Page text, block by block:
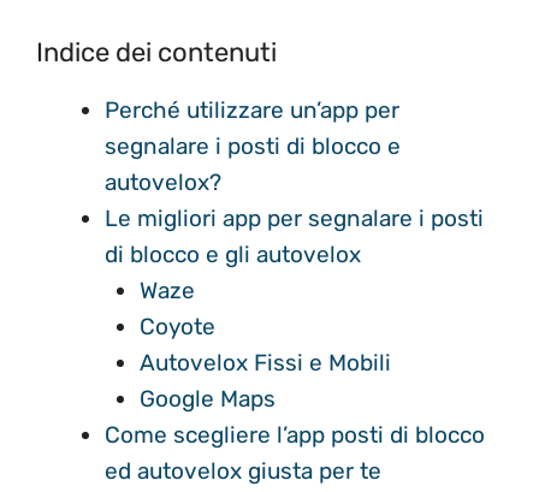
Indice dei contenuti
Perché utilizzare un’app per
segnalare i posti di blocco e
autovelox?
Le migliori app per segnalare i posti
di blocco e gli autovelox
Waze
Coyote
Autovelox Fissi e Mobili
Google Maps
Come scegliere l’app posti di blocco
ed autovelox giusta per te